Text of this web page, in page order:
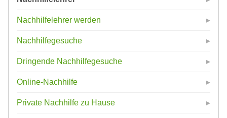
Nachhilfelehrer werden
Nachhilfegesuche
Dringende Nachhilfegesuche
Online-Nachhilfe
Private Nachhilfe zu Hause